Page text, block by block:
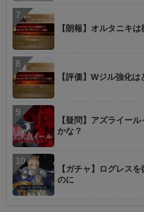
【朗報】オルタニキ
【評価】Wジル強化
【疑問】アズライー
かな？
【ガチャ】ログレス
のに